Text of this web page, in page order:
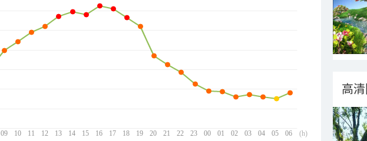
09 10 11 12 13 14 15 16 17 18 19 20 21 22 23 00 01 02 03 04 05 06 (h)
高